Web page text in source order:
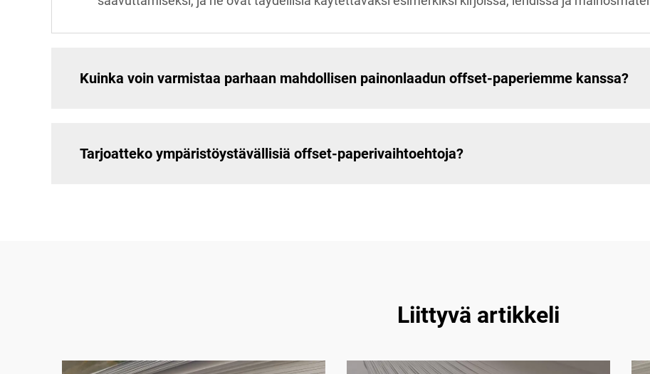
Kuinka voin varmistaa parhaan mahdollisen painonlaadun offset-paperiemme kanssa?
Tarjoatteko ympäristöystävällisiä offset-paperivaihtoehtoja?
Liittyvä artikkeli